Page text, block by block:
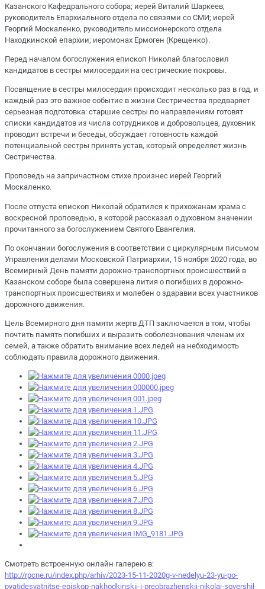
Казанского Кафедрального собора; иерей Виталий Шаркеев,
руководитель Епархиального отдела по связями со СМИ; иерей
Георгий Москаленко, руководитель миссионерского отдела
Находкинской епархии; иеромонах Ермоген (Крещенко).
Перед началом богослужения епископ Николай благословил
кандидатов в сестры милосердия на сестрические покровы.
Посвящение в сестры милосердия происходит несколько раз в год, и
каждый раз это важное событие в жизни Сестричества предваряет
серьезная подготовка: старшие сестры по направлениям готовят
списки кандидатов из числа сотрудников и добровольцев, духовник
проводит встречи и беседы, обсуждает готовность каждой
потенциальной сестры принять устав, который определяет жизнь
Сестричества.
Проповедь на запричастном стихе произнес иерей Георгий
Москаленко.
После отпуста епископ Николай обратился к прихожанам храма с
воскресной проповедью, в которой рассказал о духовном значении
прочитанного за богослужением Святого Евангелия.
По окончании богослужения в соответствии с циркулярным письмом
Управления делами Московской Патриархии, 15 ноября 2020 года, во
Всемирный День памяти дорожно-транспортных происшествий в
Казанском соборе была совершена лития о погибших в дорожно-
транспортных происшествиях и молебен о здаравии всех участников
дорожного движения.
Цель Всемирного дня памяти жертв ДТП заключается в том, чтобы
почтить память погибших и выразить соболезнования членам их
семей, а также обратить внимание всех ледей на небходимость
соблюдать правила дорожного движения.
Смотреть встроенную онлайн галерею в:
http://rpcne.ru/index.php/arhiv/2023-15-11-2020g-v-nedelyu-23-yu-po-
pyatidesyatnitse-episkop-nakhodkinskij-i-preobrazhenskij-nikolaj-sovershil-